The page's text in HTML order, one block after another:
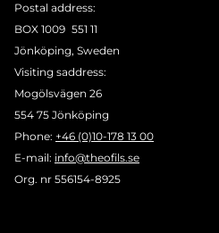
Postal address:
BOX 1009 551 11
Jönköping, Sweden
Visiting saddress:
Mogölsvägen 26
554 75 Jönköping
Phone: +46 (0)10-178 13 00
E-mail: info@theofils.se
Org. nr 556154-8925